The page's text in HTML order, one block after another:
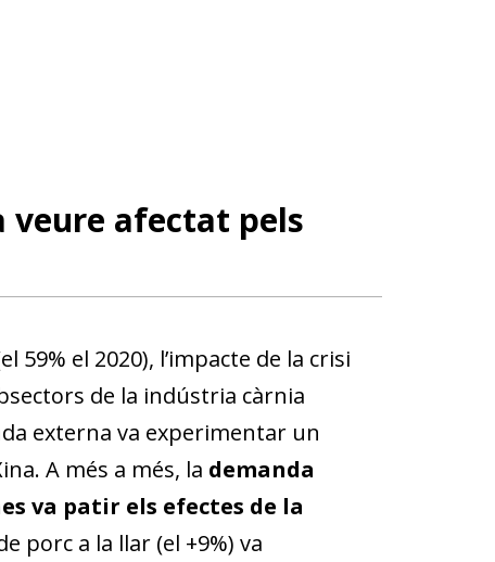
veure afectat pels
el 2020), l’impacte de la crisi
de la indústria càrnia
externa va experimentar un
A més a més, la demanda
va patir els efectes de la
porc a la llar (el +9%) va